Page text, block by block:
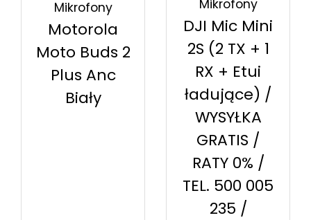
Mikrofony
Motorola
Moto Buds 2
Plus Anc
Biały
Mikrofony
DJI Mic Mini
2S (2 TX + 1
RX + Etui
ładujące) /
WYSYŁKA
GRATIS /
RATY 0% /
TEL. 500 005
235 /